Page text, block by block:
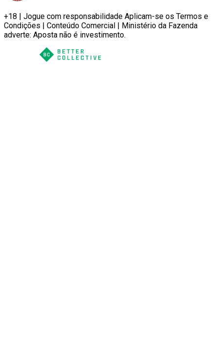
+18 | Jogue com responsabilidade Aplicam-se os Termos e
Condições | Conteúdo Comercial | Ministério da Fazenda
adverte: Aposta não é investimento.